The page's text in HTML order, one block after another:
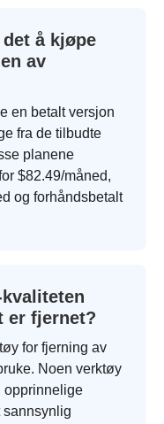
å kjøpe
av
en betalt versjon
fra de tilbudte
planene
$82.49/måned,
og forhåndsbetalt
er fjernet?
for fjerning av
Noen verktøy
opprinnelige
sannsynlig